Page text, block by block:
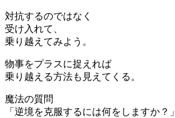
対抗するのではなく
受け入れて、
乗り越えてみよう。
物事をプラスに捉えれば
乗り越える方法も見えてくる。
魔法の質問
「逆境を克服するには何をしますか？」